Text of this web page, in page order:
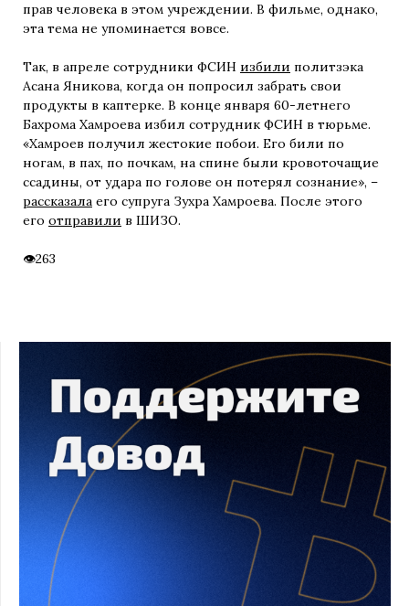
прав человека в этом учреждении. В фильме, однако,
эта тема не упоминается вовсе.
Так, в апреле сотрудники ФСИН избили политзэка
Асана Яникова, когда он попросил забрать свои
продукты в каптерке. В конце января 60-летнего
Бахрома Хамроева избил сотрудник ФСИН в тюрьме.
«Хамроев получил жестокие побои. Его били по
ногам, в пах, по почкам, на спине были кровоточащие
ссадины, от удара по голове он потерял сознание», –
рассказала его супруга Зухра Хамроева. После этого
его отправили в ШИЗО.
263